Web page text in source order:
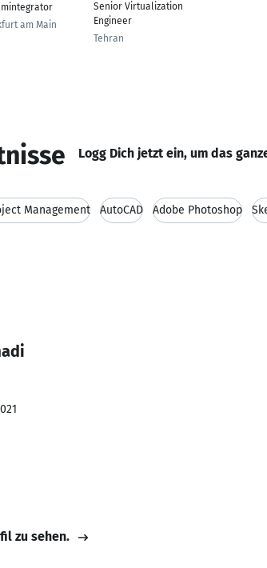
am Main
Senior Virtualization
Engineer
Tehran
Logg Dich jetzt ein, um das
Management AutoCAD Adobe Photoshop
zu sehen.